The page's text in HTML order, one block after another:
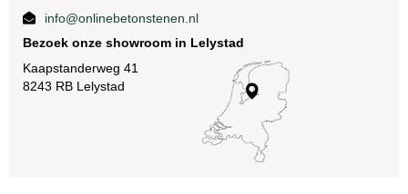
info@onlinebetonstenen.nl
Bezoek onze showroom in Lelystad
Kaapstanderweg 41
8243 RB Lelystad